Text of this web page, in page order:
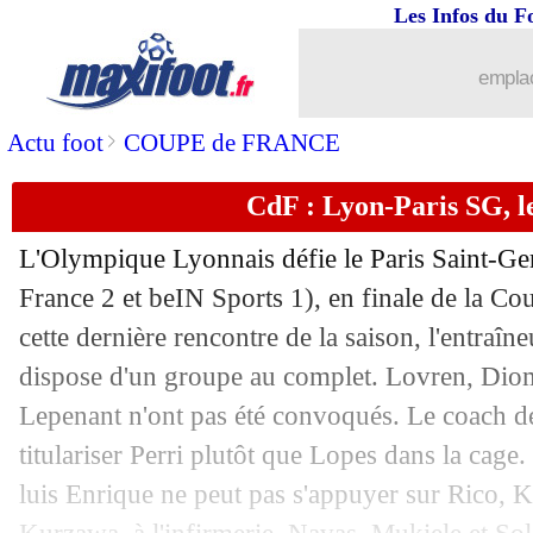
Actu foot> COUPE de FRANCE
Les Infos du
CdF : Lyon-Paris SG,
L'Olympique Lyonnais défie le Paris Saint-
France 2 et beIN Sports 1), en finale de la
cette dernière rencontre de la saison,
dispose d'un groupe au complet. Lovren,
Lepenant n'ont pas été convoqués. Le coach
titulariser Perri plutôt que Lopes dans la
luis Enrique ne peut pas s'appuyer sur Rico,
VIDEO : le PSG soulève la Coupe de
25/05 Lyon: Sage la joue beau perdant
25/05 Lyon: Cherki a raté "le rêve d'une
25/05 PSG : Zaïre-Emery, son souhait pour
25/05 CdF : le palmarès de la compétition
25/05 VIDEO : la grande émotion de Kroos
25/05 CdF: Lyon 1-2 Paris SG (fini)